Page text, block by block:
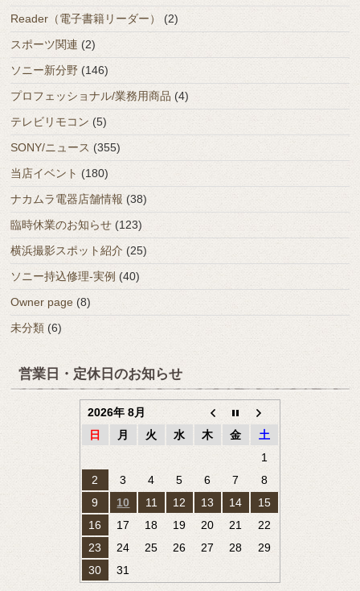
Reader（電子書籍リーダー）
(2)
スポーツ関連 (2)
ソニー新分野 (146)
プロフェッショナル/業務用商品 (4)
テレビリモコン (5)
SONY/ニュース (355)
当店イベント (180)
ナカムラ電器店舗情報(38)
臨時休業のお知らせ (123)
横浜撮影スポット紹介 (25)
ソニー持込修理-実例 (40)
Owner page (8)
未分類 (6)
営業日・定休日のお知らせ
2026年 8月
日
月 火 水 木 金
土
1
2
3 4 5 6 7
8
9
10 11 12 13 14
15
16
17 18 19 20 21
22
23
24 25 26 27 28
29
30
31